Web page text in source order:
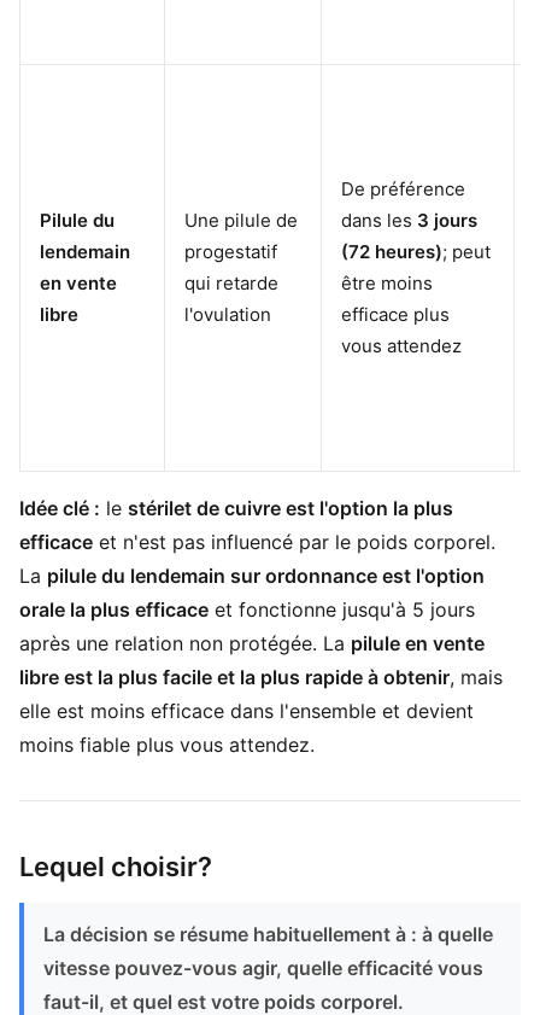
Pilule du
lendemain
en vente
libre
Une pilule de
progestatif
qui retarde
l'ovulation
De préférence
dans les 3 jours
(72 heures); peut
être moins
efficace plus
vous attendez
Idée clé : le stérilet de cuivre est l'option la plus
efficace et n'est pas influencé par le poids corporel.
La pilule du lendemain sur ordonnance est l'option
orale la plus efficace et fonctionne jusqu'à 5 jours
après une relation non protégée. La pilule en vente
libre est la plus facile et la plus rapide à obtenir, mais
elle est moins efficace dans l'ensemble et devient
moins fiable plus vous attendez.
Lequel choisir?
La décision se résume habituellement à : à quelle
vitesse pouvez-vous agir, quelle efficacité vous
faut-il, et quel est votre poids corporel.